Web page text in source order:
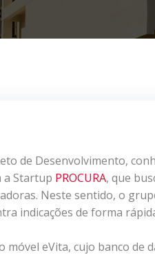
de Desenvolvimento,
a Startup PROCURA, que
Neste sentido, o
indicações de forma
móvel eVita, cujo banco